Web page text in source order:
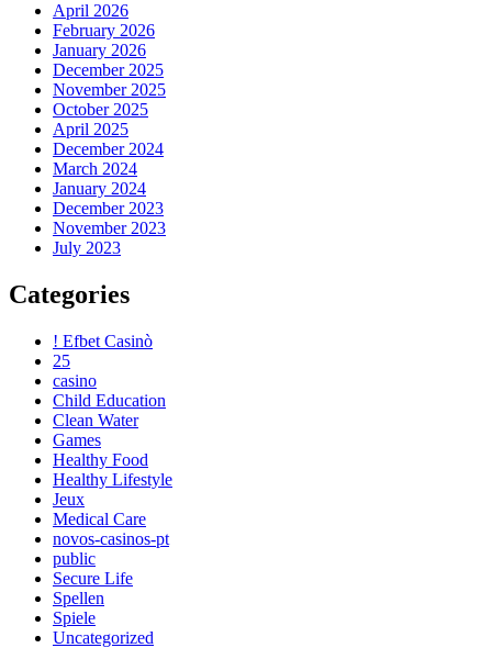
April 2026
February 2026
January 2026
December 2025
November 2025
October 2025
April 2025
December 2024
March 2024
January 2024
December 2023
November 2023
July 2023
Categories
! Efbet Casinò
25
casino
Child Education
Clean Water
Games
Healthy Food
Healthy Lifestyle
Jeux
Medical Care
novos-casinos-pt
public
Secure Life
Spellen
Spiele
Uncategorized